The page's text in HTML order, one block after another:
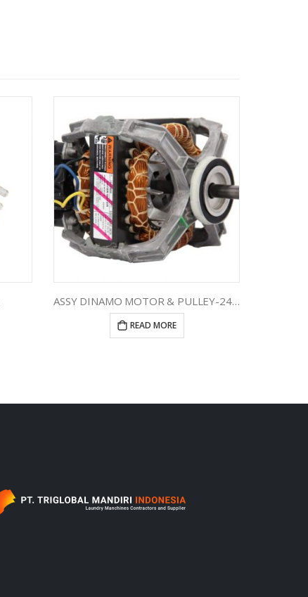
ASSY DINAMO MOTOR & PULLEY-240/50 505843P
READ MORE